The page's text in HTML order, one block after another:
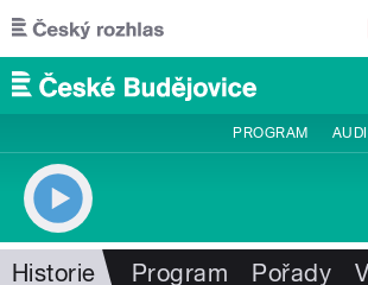
Přejít k hlavnímu obsahu
PROGRAM
Historie Program Pořady